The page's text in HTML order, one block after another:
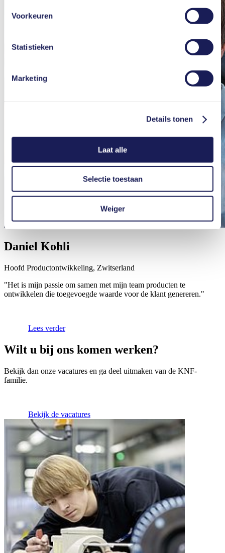
klikken op "Cookies" onderaan de website en het vinkje
in het vakje te verwijderen.
ervan, de wettelijke basis en de opslagperiode is te
Voorkeuren
Statistieken
Marketing
Details tonen
Laat alle
Selectie toestaan
Weiger
Daniel Kohli
Hoofd Productontwikkeling, Zwitserland
"Het is mijn passie om samen met mijn team producten te
ontwikkelen die toegevoegde waarde voor de klant genereren."
Lees verder
Wilt u bij ons komen werken?
Bekijk dan onze vacatures en ga deel uitmaken van de KNF-
familie.
Bekijk de vacatures